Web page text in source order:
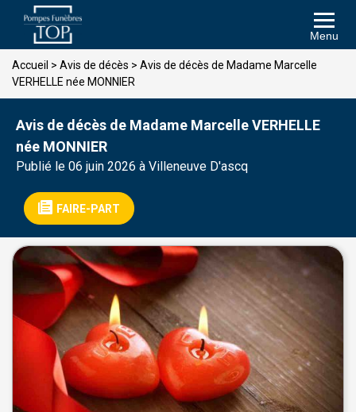
Menu
Accueil > Avis de décès > Avis de décès de Madame Marcelle
VERHELLE née MONNIER
Avis de décès de Madame Marcelle VERHELLE
née MONNIER
Publié le 06 juin 2026 à Villeneuve D'ascq
FAIRE-PART